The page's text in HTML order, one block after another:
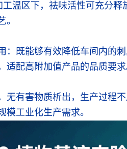
温区下，祛味活性可充分
。
：既能够有效降低车间内的
配高附加值产品的品质要求
有害物质析出，生产过程
工业化生产需求。